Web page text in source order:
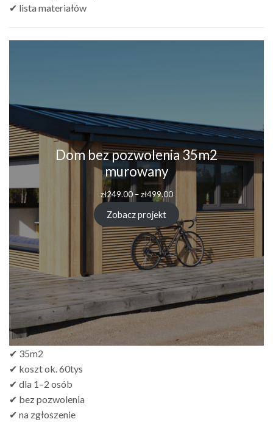
✔ lista materiałów
Dom bez pozwolenia 35m2
murowany
zł249.00 – zł499.00Zakres
od
zł249.00
do
zł499.00
Zobacz projekt
✔ 35m2
✔ koszt ok. 60tys
✔ dla 1–2 osób
✔ bez pozwolenia
✔ na zgłoszenie